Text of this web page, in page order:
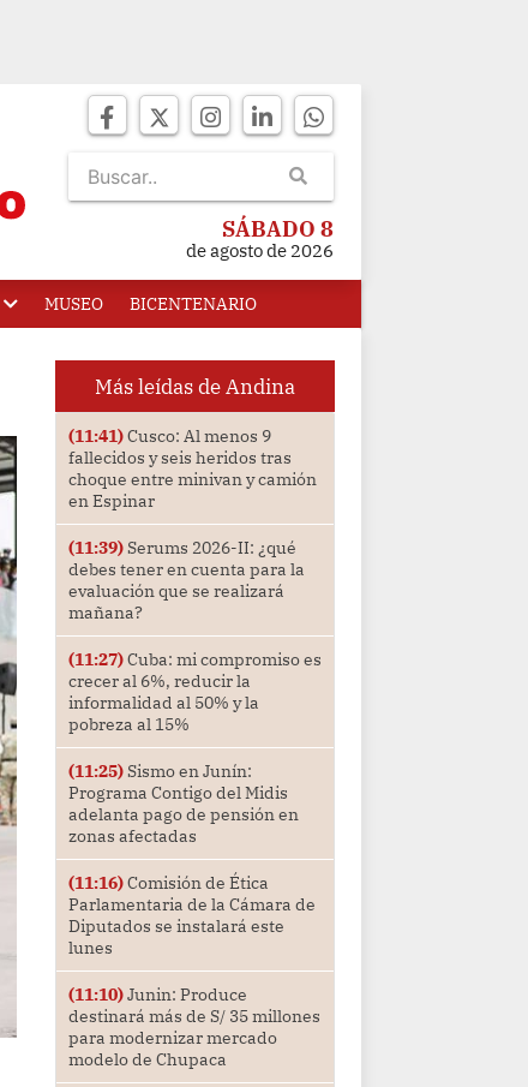
SÁBADO 8
de agosto de 2026
MUSEO BICENTENARIO
Más leídas de Andina
(11:41)Cusco: Al menos 9
fallecidos y seis heridos tras
choque entre minivan y camión
en Espinar
(11:39)Serums 2026-II: ¿qué
debes tener en cuenta para la
evaluación que se realizará
mañana?
(11:27)Cuba: mi compromiso es
crecer al 6%, reducir la
informalidad al 50% y la
pobreza al 15%
(11:25)Sismo en Junín:
Programa Contigo del Midis
adelanta pago de pensión en
zonas afectadas
(11:16)Comisión de Ética
Parlamentaria de la Cámara de
Diputados se instalará este
lunes
(11:10)Junin: Produce
destinará más de S/ 35 millones
para modernizar mercado
modelo de Chupaca